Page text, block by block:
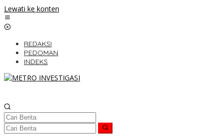
Lewati ke konten
REDAKSI
PEDOMAN
INDEKS